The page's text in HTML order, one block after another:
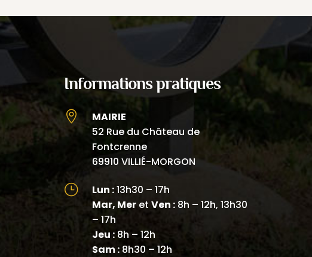
Informations pratiques

MAIRIE
52 Rue du Château de
Fontcrenne
69910 VILLIÉ-MORGON
} Lun :13h30 – 17h
Mar, Mer etVen : 8h – 12h, 13h30
– 17h
Jeu : 8h – 12h
Sam : 8h30 – 12h